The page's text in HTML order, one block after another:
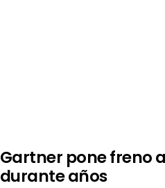
Gartner pone freno
durante años